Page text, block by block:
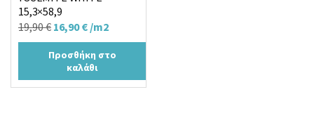
15,3×58,9
19,90€ Original
price
was:
19,90 €.
16,90€Η
τρέχουσα
τιμή
είναι:
/m2
Προσθήκη στο
καλάθι